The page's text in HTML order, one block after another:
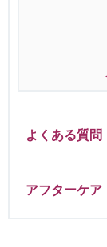
よくある質問
アフターケア